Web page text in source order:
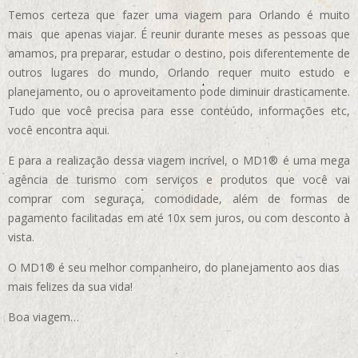
Temos certeza que fazer uma viagem para Orlando é muito
mais que apenas viajar. É reunir durante meses as pessoas que
amamos, pra preparar, estudar o destino, pois diferentemente de
outros lugares do mundo, Orlando requer muito estudo e
planejamento, ou o aproveitamento pode diminuir drasticamente.
Tudo que você precisa para esse conteúdo, informações etc,
você encontra aqui.
E para a realização dessa viagem incrível, o MD1® é uma mega
agência de turismo com serviços e produtos que você vai
comprar com seguraça, comodidade, além de formas de
pagamento facilitadas em até 10x sem juros, ou com desconto à
vista.
O MD1® é seu melhor companheiro, do planejamento aos dias
mais felizes da sua vida!
Boa viagem…